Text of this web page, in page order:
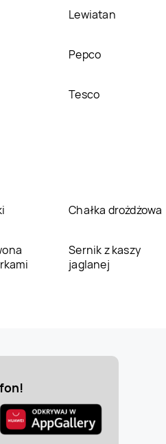
Lewiatan
Pepco
Tesco
Chałka drożdżowa
Sernik z kaszy
jaglanej